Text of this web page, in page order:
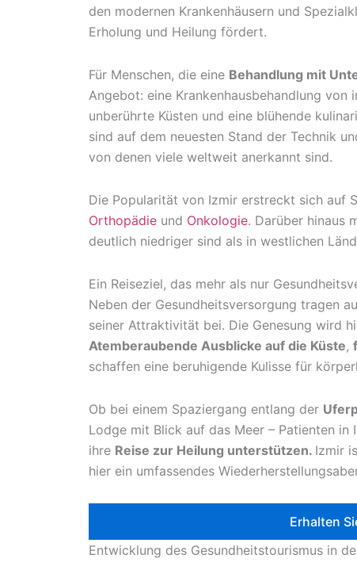
den modernen Krankenhäusern und
Erholung und Heilung fördert.
Für Menschen, die eine Behandlung mit
Angebot: eine Krankenhausbehandlung
unberührte Küsten und eine blühende
sind auf dem neuesten Stand der Technik
von denen viele weltweit anerkannt sind.
Die Popularität von Izmir erstreckt sich auf
Orthopädie und Onkologie. Darüber hinaus
deutlich niedriger sind als in westlichen
Ein Reiseziel, das mehr als nur
Neben der Gesundheitsversorgung tragen
seiner Attraktivität bei. Die Genesung wird
Atemberaubende Ausblicke auf die Küste,
schaffen eine beruhigende Kulisse für
Ob bei einem Spaziergang entlang der
Lodge mit Blick auf das Meer – Patienten in
ihre Reise zur Heilung unterstützen. Izmir
hier ein umfassendes
Erhalten
Entwicklung des Gesundheitstourismus in